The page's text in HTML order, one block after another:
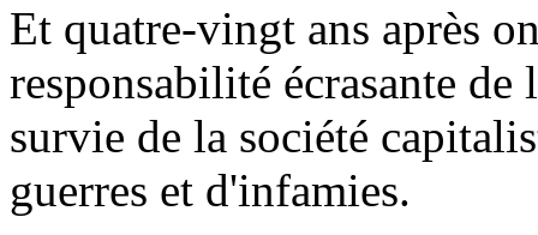
Et quatre-vingt ans après
responsabilité écrasante
survie de la société
guerres et d'infamies.